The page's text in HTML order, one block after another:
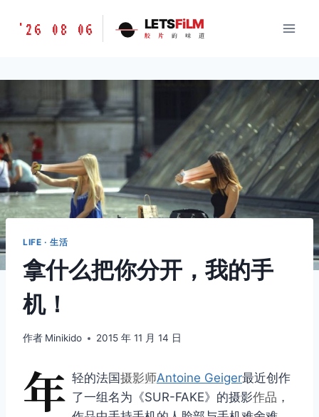
胶
味
LETSFILM
'26 08 06 LETSFiLM
胶 片 的 味 道
LIFE · 生活
拿什么把你分开，我的手
机！
作者 Minikido 2015 年 11 月 14 日
年 轻的法国摄影师Antoine Geiger最近创作
了一组名为《SUR-FAKE》的摄影作品 ，